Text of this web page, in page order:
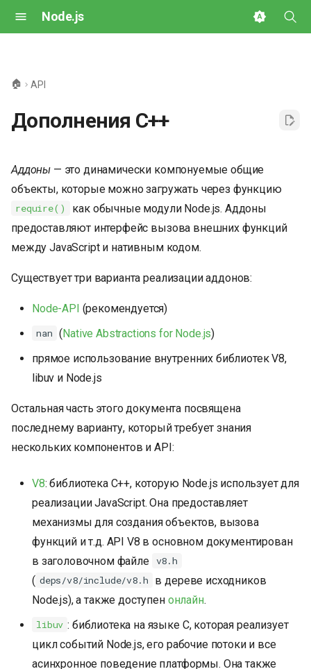
Node.js
ц
а
л
з
с
🏠 API
Дополнения C++
Аддоны — это динамически компонуемые общие
объекты, которые можно загружать через функцию
require()
как обычные модули Node.js. Аддоны
предоставляют интерфейс вызова внешних функций
между JavaScript и нативным кодом.
Существует три варианта реализации аддонов:
Node-API (рекомендуется)
nan (Native Abstractions for Node.js)
прямое использование внутренних библиотек V8,
libuv и Node.js
Остальная часть этого документа посвящена
последнему варианту, который требует знания
нескольких компонентов и API:
V8: библиотека C++, которую Node.js использует для
реализации JavaScript. Она предоставляет
механизмы для создания объектов, вызова
функций и т.д. API V8 в основном документирован
в заголовочном файле v8.h
( deps/v8/include/v8.h
в дереве исходников
Node.js), а также доступен онлайн.
libuv : библиотека на языке C, которая реализует
цикл событий Node.js, его рабочие потоки и все
асинхронное поведение платформы. Она также